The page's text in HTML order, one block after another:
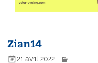
Zian14
21 avril 2022